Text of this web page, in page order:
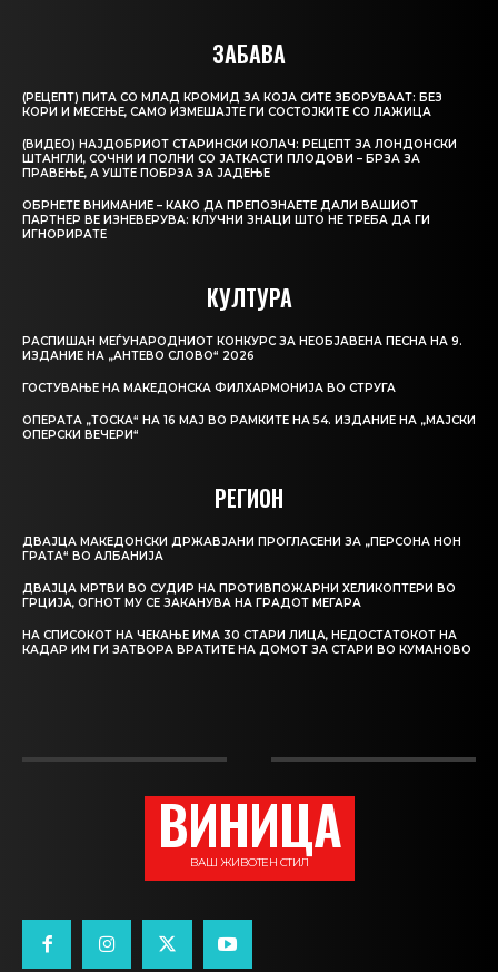
ЗАБАВА
(РЕЦЕПТ) ПИТА СО МЛАД КРОМИД ЗА КОЈА СИТЕ ЗБОРУВААТ: БЕЗ
КОРИ И МЕСЕЊЕ, САМО ИЗМЕШАЈТЕ ГИ СОСТОЈКИТЕ СО ЛАЖИЦА
(ВИДЕО) НАЈДОБРИОТ СТАРИНСКИ КОЛАЧ: РЕЦЕПТ ЗА ЛОНДОНСКИ
ШТАНГЛИ, СОЧНИ И ПОЛНИ СО ЈАТКАСТИ ПЛОДОВИ – БРЗА ЗА
ПРАВЕЊЕ, А УШТЕ ПОБРЗА ЗА ЈАДЕЊЕ
ОБРНЕТЕ ВНИМАНИЕ – КАКО ДА ПРЕПОЗНАЕТЕ ДАЛИ ВАШИОТ
ПАРТНЕР ВЕ ИЗНЕВЕРУВА: КЛУЧНИ ЗНАЦИ ШТО НЕ ТРЕБА ДА ГИ
ИГНОРИРАТЕ
КУЛТУРА
РАСПИШАН МЕЃУНАРОДНИОТ КОНКУРС ЗА НЕОБЈАВЕНА ПЕСНА НА 9.
ИЗДАНИЕ НА „АНТЕВО СЛОВО“ 2026
ГОСТУВАЊЕ НА МАКЕДОНСКА ФИЛХАРМОНИЈА ВО СТРУГА
ОПЕРАТА „ТОСКА“ НА 16 МАЈ ВО РАМКИТЕ НА 54. ИЗДАНИЕ НА „МАЈСКИ
ОПЕРСКИ ВЕЧЕРИ“
РЕГИОН
ДВАЈЦА МАКЕДОНСКИ ДРЖАВЈАНИ ПРОГЛАСЕНИ ЗА „ПЕРСОНА НОН
ГРАТА“ ВО АЛБАНИЈА
ДВАЈЦА МРТВИ ВО СУДИР НА ПРОТИВПОЖАРНИ ХЕЛИКОПТЕРИ ВО
ГРЦИЈА, ОГНОТ МУ СЕ ЗАКАНУВА НА ГРАДОТ МЕГАРА
НА СПИСОКОТ НА ЧЕКАЊЕ ИМА 30 СТАРИ ЛИЦА, НЕДОСТАТОКОТ НА
КАДАР ИМ ГИ ЗАТВОРА ВРАТИТЕ НА ДОМОТ ЗА СТАРИ ВО КУМАНОВО
ВИНИЦА
ВАШ ЖИВОТЕН СТИЛ